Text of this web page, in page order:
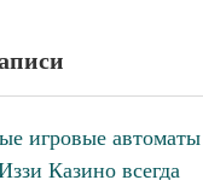
игровые
Казино всегда